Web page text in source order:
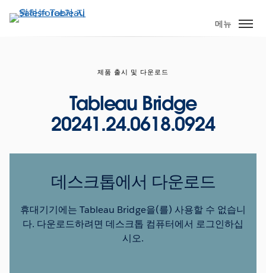
요
메뉴
제품 출시 및 다운로드
Tableau Bridge
20241.24.0618.0924
데스크톱에서 다운로드
휴대기기에는 Tableau Bridge을(를) 사용할 수 없습니
다. 다운로드하려면 데스크톱 컴퓨터에서 로그인하십
시오.